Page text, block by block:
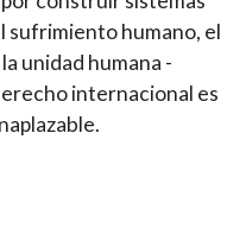
sufrimiento humano, el
unidad humana -
internacional es